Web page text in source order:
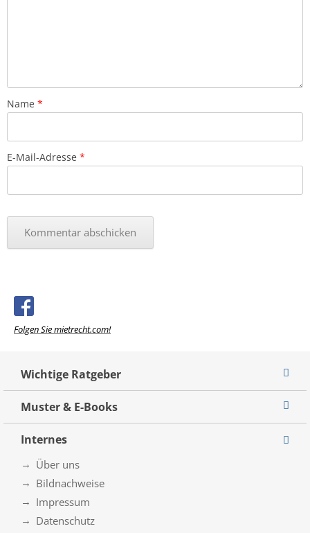
Name *
E-Mail-Adresse *
Folgen Sie mietrecht.com!
Wichtige Ratgeber
Muster & E-Books
Internes
Über uns
Bildnachweise
Impressum
Datenschutz